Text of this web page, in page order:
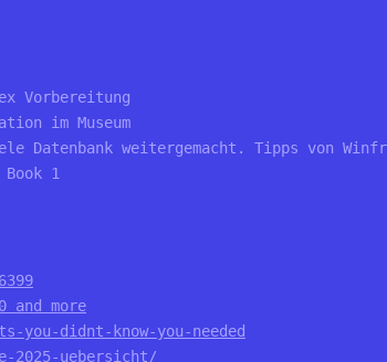
Vorbereitung
im Museum
weitergemacht. Tipps von
1
and more
you-didnt-know-you-needed
2025-uebersicht/